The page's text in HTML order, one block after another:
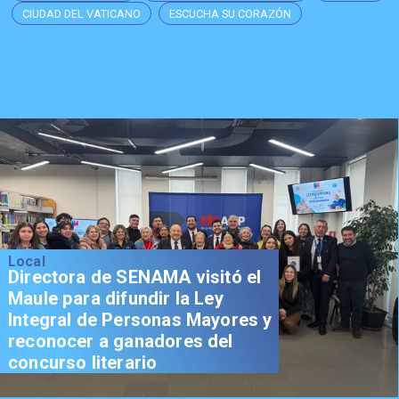
CIUDAD DEL VATICANO ESCUCHA SU CORAZÓN
Local
Directora de SENAMA visitó el
Maule para difundir la Ley
Integral de Personas Mayores y
reconocer a ganadores del
concurso literario